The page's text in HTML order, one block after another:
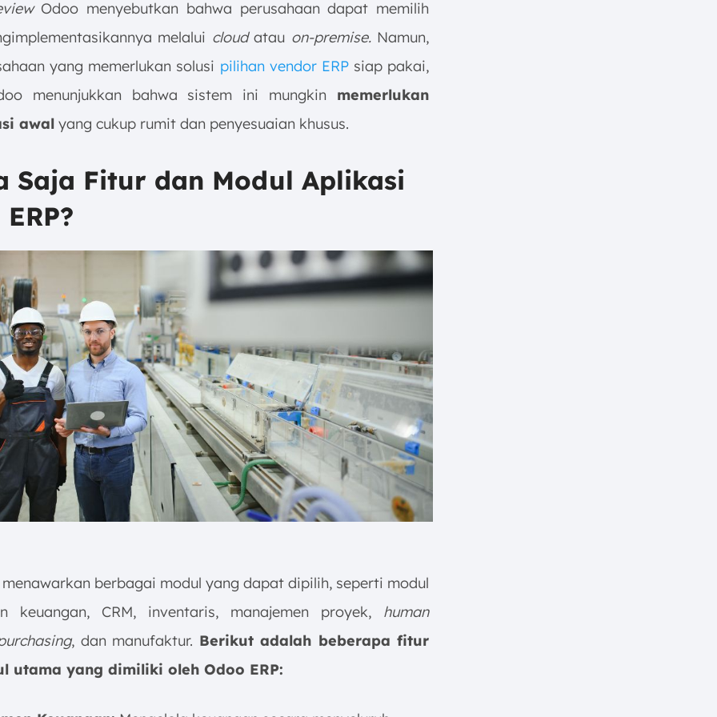
Odoo menyebutkan bahwa perusahaan dapat memilih
melalui cloudatau on-premise.Namun,
yang memerlukan solusi pilihan vendor ERPsiap pakai,
menunjukkan bahwa sistem ini mungkin memerlukan
awal yang cukup rumit dan penyesuaian khusus.
Saja Fitur dan Modul Aplikasi
menawarkan berbagai modul yang dapat dipilih, seperti modul
keuangan, CRM, inventaris, manajemen proyek, human
, dan manufaktur. Berikut adalah beberapa fitur
utama yang dimiliki oleh Odoo ERP: